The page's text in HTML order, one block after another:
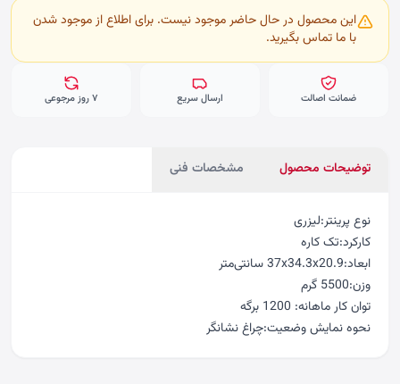
این محصول در حال حاضر موجود نیست. برای اطلاع از موجود شدن
با ما تماس بگیرید.
ضمانت اصالت ارسال سریع ۷ روز مرجوعی
توضیحات محصول مشخصات فنی
نوع پرینتر:لیزری
کارکرد:تک کاره
ابعاد:37x34.3x20.9 سانتی‌متر
وزن:5500 گرم
توان کار ماهانه: 1200 برگه
نحوه نمایش وضعیت:چراغ نشانگر